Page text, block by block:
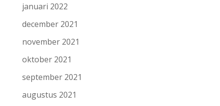
januari 2022
december 2021
november 2021
oktober 2021
september 2021
augustus 2021